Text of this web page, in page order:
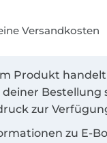
Versandkosten
Produkt
deiner Bestellung
zur
zu E-